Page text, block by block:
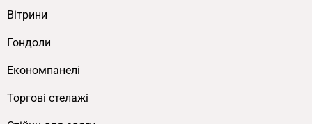
Вітрини
Гондоли
Економпанелі
Торгові стелажі